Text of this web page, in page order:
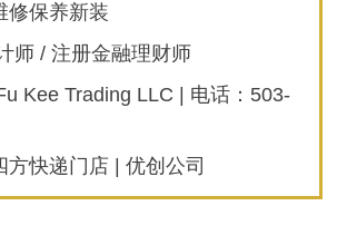
修保养新装
师 / 注册金融理财师
Kee Trading LLC | 电话：503-
方快递门店 | 优创公司